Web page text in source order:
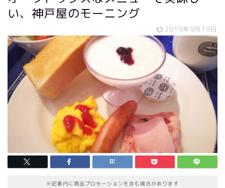
い、神戸屋のモーニング
2019年9月19日
※記事内に商品プロモーションを含む場合があります